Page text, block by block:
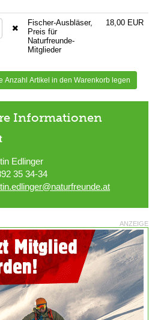
Fischer-Ausbläser,
Preis für
Naturfreunde-
Mitglieder
18,00 EUR
Anzahl Artikel in den Warenkorb legen
Informationen
Edlinger
35 34-34
ANZEIGE